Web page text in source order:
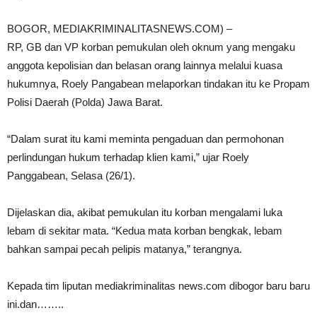
BOGOR, MEDIAKRIMINALITASNEWS.COM) –
RP, GB dan VP korban pemukulan oleh oknum yang mengaku
anggota kepolisian dan belasan orang lainnya melalui kuasa
hukumnya, Roely Pangabean melaporkan tindakan itu ke Propam
Polisi Daerah (Polda) Jawa Barat.
“Dalam surat itu kami meminta pengaduan dan permohonan
perlindungan hukum terhadap klien kami,” ujar Roely
Panggabean, Selasa (26/1).
Dijelaskan dia, akibat pemukulan itu korban mengalami luka
lebam di sekitar mata. “Kedua mata korban bengkak, lebam
bahkan sampai pecah pelipis matanya,” terangnya.
Kepada tim liputan mediakriminalitas news.com dibogor baru baru
ini.dan……..